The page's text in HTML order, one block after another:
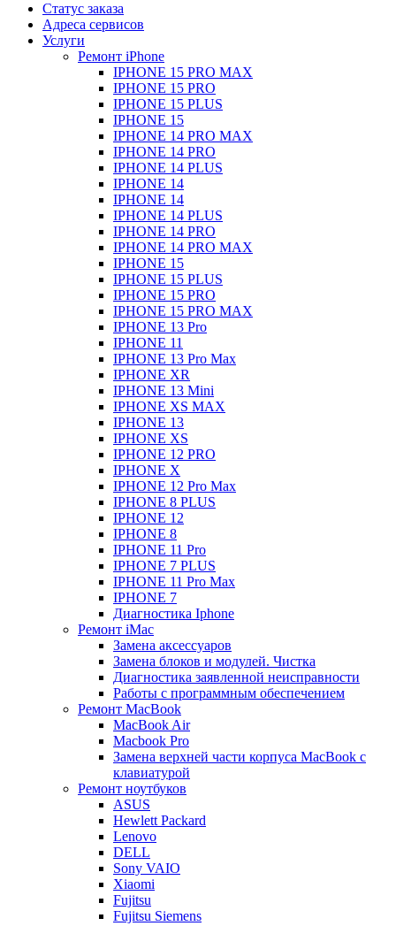
Статус заказа
Адреса сервисов
Услуги
Ремонт iPhone
IPHONE 15 PRO MAX
IPHONE 15 PRO
IPHONE 15 PLUS
IPHONE 15
IPHONE 14 PRO MAX
IPHONE 14 PRO
IPHONE 14 PLUS
IPHONE 14
IPHONE 14
IPHONE 14 PLUS
IPHONE 14 PRO
IPHONE 14 PRO MAX
IPHONE 15
IPHONE 15 PLUS
IPHONE 15 PRO
IPHONE 15 PRO MAX
IPHONE 13 Pro
IPHONE 11
IPHONE 13 Pro Max
IPHONE XR
IPHONE 13 Mini
IPHONE XS MAX
IPHONE 13
IPHONE XS
IPHONE 12 PRO
IPHONE X
IPHONE 12 Pro Max
IPHONE 8 PLUS
IPHONE 12
IPHONE 8
IPHONE 11 Pro
IPHONE 7 PLUS
IPHONE 11 Pro Max
IPHONE 7
Диагностика Iphone
Ремонт iMac
Замена аксессуаров
Замена блоков и модулей. Чистка
Диагностика заявленной неисправности
Работы с программным обеспечением
Ремонт MacBook
MacBook Air
Macbook Pro
Замена верхней части корпуса MacBook с
клавиатурой
Ремонт ноутбуков
ASUS
Hewlett Packard
Lenovo
DELL
Sony VAIO
Xiaomi
Fujitsu
Fujitsu Siemens